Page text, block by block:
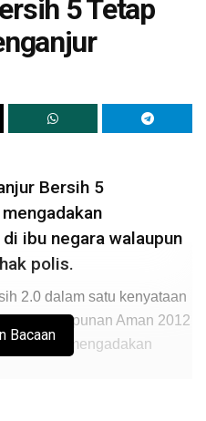
5 Tetap
Bersih 5
ibu negara walaupun
polis.
2.0 dalam satu kenyataan
Perhimpunan Aman 2012
untuk mengadakan
Bacaan